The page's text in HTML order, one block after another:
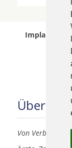
Über uns
Von